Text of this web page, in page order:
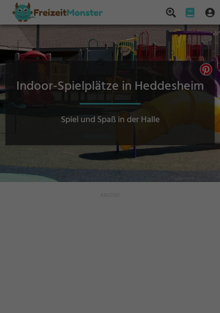
Indoor-Spielplätze in Heddesheim
Spiel und Spaß in der Halle